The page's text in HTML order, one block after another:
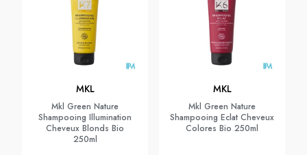
MKL
Mkl Green Nature
Shampooing Illumination
Cheveux Blonds Bio
250ml
MKL
Mkl Green Nature
Shampooing Eclat Cheveux
Colores Bio 250ml